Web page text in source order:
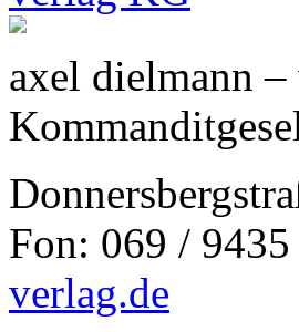
axel dielmann –
Fon: 069 /
verlag.de